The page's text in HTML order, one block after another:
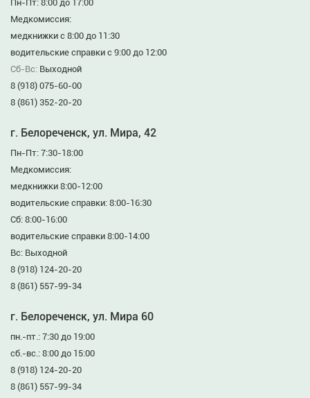
Пн-Пт: 8:00 до 17:00
Медкомиссия:
медкнижки с 8:00 до 11:30
водительские справки с 9:00 до 12:00
Сб-Вс: Выходной
8 (918) 075-60-00
8 (861) 352-20-20
г. Белореченск, ул. Мира, 42
Пн-Пт: 7:30-18:00
Медкомиссия:
медкнижки 8:00-12:00
водительские справки: 8:00-16:30
Сб: 8:00-16:00
водительские справки 8:00-14:00
Вс: Выходной
8 (918) 124-20-20
8 (861) 557-99-34
г. Белореченск, ул. Мира 60
пн.-пт.: 7:30 до 19:00
сб.-вс.: 8:00 до 15:00
8 (918) 124-20-20
8 (861) 557-99-34